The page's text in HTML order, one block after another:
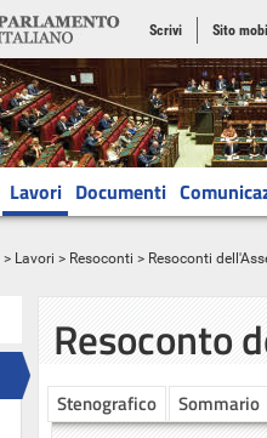
Scrivi Sito
Lavori Documenti
> Lavori > Resoconti > Resoconti
Resoconto
Stenografico Sommario